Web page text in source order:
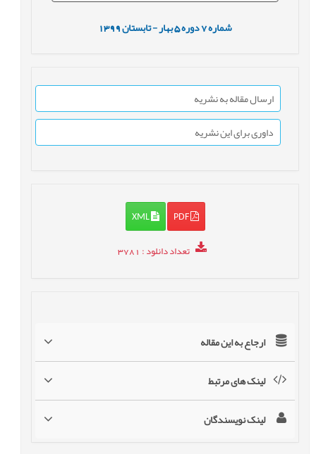
شماره7 دوره5 بهار - تابستان1399
ارسال مقاله به نشریه
داوری برای این نشریه
PDF
XML
تعداد دانلود: 3781
ارجاع به این مقاله
لینک های مرتبط
لینک نویسندگان